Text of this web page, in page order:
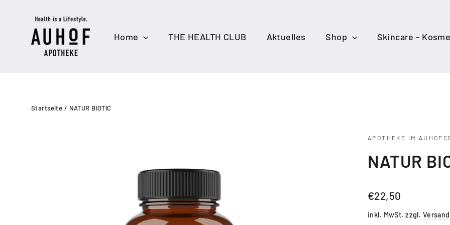
Home THE HEALTH CLUB Aktuelles Shop Skincare -
Startseite / NATUR BIOTIC
APOTHEKE IM
NATUR
Normaler
€22,50
inkl. MwSt. zzgl.